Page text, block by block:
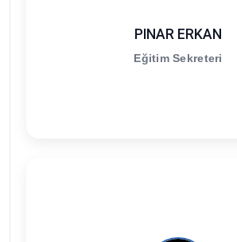
PINAR ERKAN
Eğitim Sekreteri